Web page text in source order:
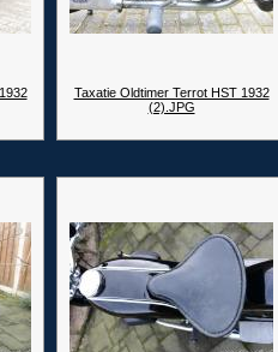
Taxatie Oldtimer Terrot HST 1932
(2).JPG